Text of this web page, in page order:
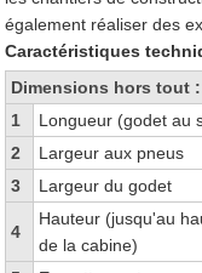
également réaliser des
Caractéristiques
Dimensions hors tout :
1
Longueur (godet au
2
Largeur aux pneus
3
Largeur du godet
4
Hauteur (jusqu'au
de la cabine)